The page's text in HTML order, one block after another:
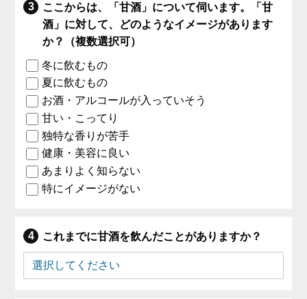
ここからは、「甘酒」について伺います。「甘
酒」に対して、どのようなイメージがあります
か？（複数選択可）
冬に飲むもの
夏に飲むもの
お酒・アルコールが入っていそう
甘い・こってり
独特な香りが苦手
健康・美容に良い
あまりよく知らない
特にイメージがない
これまでに甘酒を飲んだことがありますか？